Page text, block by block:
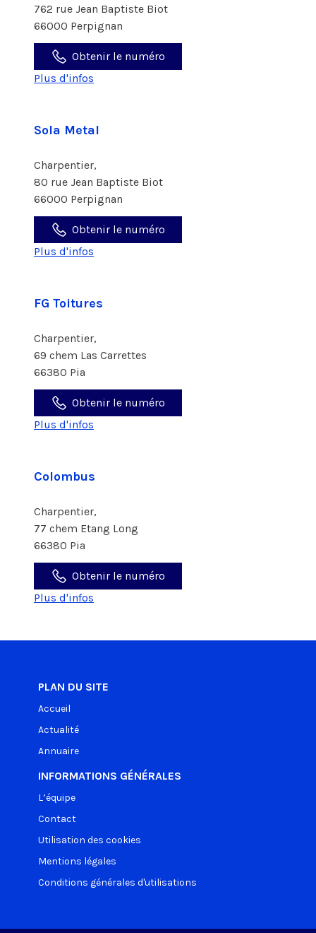
762 rue Jean Baptiste Biot
66000 Perpignan
Obtenir le numéro
Plus d'infos
Sola Metal
Charpentier,
80 rue Jean Baptiste Biot
66000 Perpignan
Obtenir le numéro
Plus d'infos
FG Toitures
Charpentier,
69 chem Las Carrettes
66380 Pia
Obtenir le numéro
Plus d'infos
Colombus
Charpentier,
77 chem Etang Long
66380 Pia
Obtenir le numéro
Plus d'infos
PLAN DU SITE
Accueil
Actualité
Annuaire
INFORMATIONS GÉNÉRALES
L’équipe
Contact
Utilisation des cookies
Mentions légales
Conditions générales d'utilisations